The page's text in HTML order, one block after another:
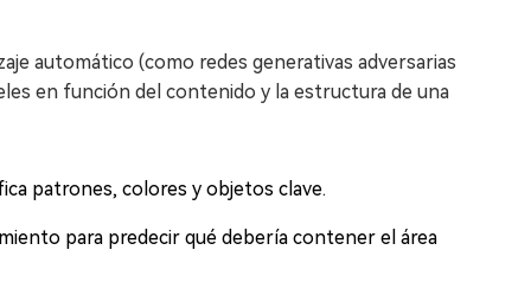
automático (como redes generativas adversarias
en función del contenido y la estructura de una
patrones, colores y objetos clave.
para predecir qué debería contener el área